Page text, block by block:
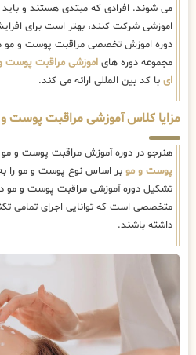
می شوند. افرادی که مبتدی هستند و باید
اموزشی شرکت کنند، بهتر است برای
دوره اموزش تخصصی مراقبت پوست و مو
مجموعه دوره های اموزشی مراقبت پوست
ای با کد بین المللی ارائه می کند.
مزایا کلاس آموزشی مراقبت پوست و
هنرجو در دوره آموزش مراقبت پوست و مو
پوست و مو بر اساس نوع پوست و مو را
تشکیل دوره آموزشی مراقبت پوست و مو در
متخصصی است که توانایی اجرای تمامی
داشته باشند.